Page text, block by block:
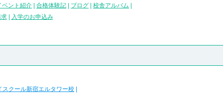
ベント紹介 合格体験記 ブログ 校舎アルバム
|
入学のお申込み
スクール新宿エルタワー校